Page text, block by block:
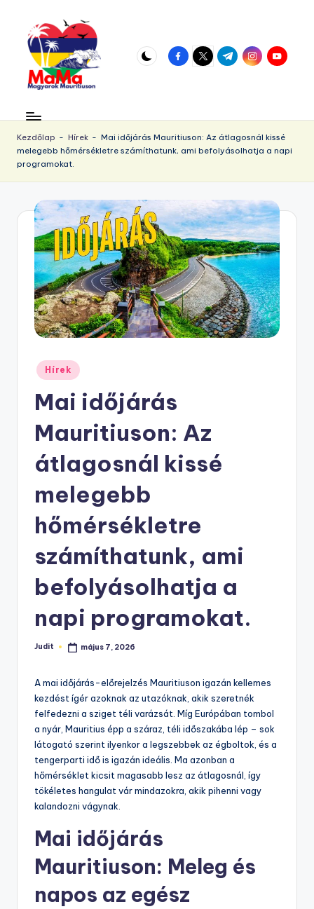
content
u
ri
s.
az
örökös
napsütés!
facebook.com
twitter.com
t.me instagram.com
Kezdőlap - Hírek - Mai időjárás Mauritiuson: Az átlagosnál kissé
melegebb hőmérsékletre számíthatunk, ami befolyásolhatja a napi
programokat.
Posted
in
Hírek
Mai időjárás
Mauritiuson: Az
átlagosnál kissé
melegebb
hőmérsékletre
számíthatunk, ami
befolyásolhatja a
napi programokat.
Posted
Judit május 7, 2026
A mai időjárás-előrejelzés Mauritiuson igazán kellemes
kezdést ígér azoknak az utazóknak, akik szeretnék
felfedezni a sziget téli varázsát. Míg Európában tombol
a nyár, Mauritius épp a száraz, téli időszakába lép – sok
látogató szerint ilyenkor a legszebbek az égboltok, és a
tengerparti idő is igazán ideális. Ma azonban a
hőmérséklet kicsit magasabb lesz az átlagosnál, így
tökéletes hangulat vár mindazokra, akik pihenni vagy
kalandozni vágynak.
Mai időjárás
Mauritiuson: Meleg és
napos az egész